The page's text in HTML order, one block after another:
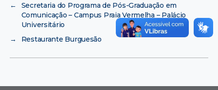
←
Secretaria do Programa de Pós-Graduação em
Comunicação – Campus Praia Vermelha – Palácio
Universitário
→
Restaurante Burguesão